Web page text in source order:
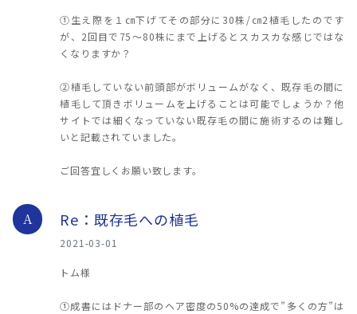
①生え際を１㎝下げてその部分に30株/㎝2植毛したのです
が、2回目で75～80株にまで上げるとスカスカな感じではな
くなりますか？
②植毛していない前頭部がボリュームがなく、既存毛の間に
植毛して頂きボリュームを上げることは可能でしょうか？他
サイトでは細くなっていない既存毛の間に施術するのは難し
いと記載されていました。
ご回答宜しくお願い致します。
A Re：既存毛への植毛
2021-03-01
トム様
①成書にはドナー部のヘア密度の50%の達成で”多くの方”は